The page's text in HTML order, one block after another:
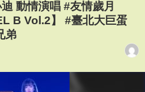
動情演唱 #友情歲月
B Vol.2】 #臺北大巨蛋
弟